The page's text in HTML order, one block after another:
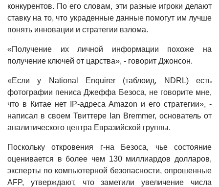
конкурентов. По его словам, эти разные игроки делают
ставку на то, что украденные данные помогут им лучше
понять инновации и стратегии взлома.
«Получение их личной информации похоже на
получение ключей от царства», - говорит Джонсон.
«Если у National Enquirer (таблоид, NDRL) есть
фотографии пениса Джеффа Безоса, не говорите мне,
что в Китае нет IP-адреса Amazon и его стратегии», -
написал в своем Твиттере Ian Bremmer, основатель от
аналитического центра Евразийской группы.
Поскольку откровения г-на Безоса, чье состояние
оценивается в более чем 130 миллиардов долларов,
эксперты по компьютерной безопасности, опрошенные
AFP, утверждают, что заметили увеличение числа